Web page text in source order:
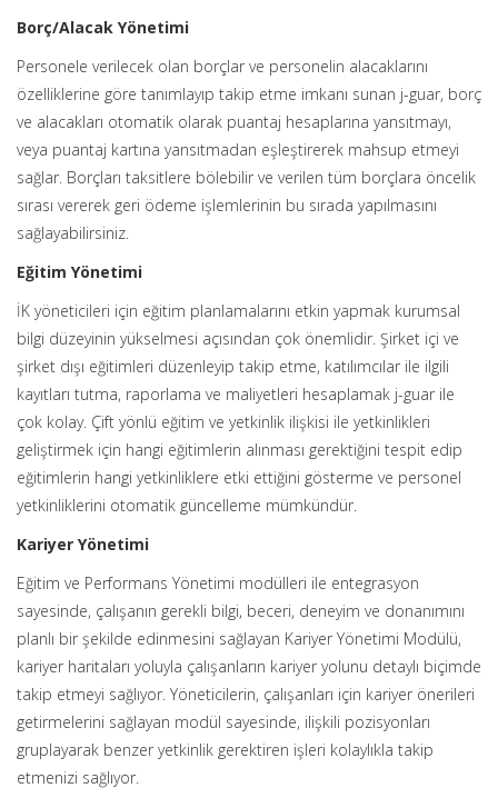
Borç/Alacak Yönetimi
Personele verilecek olan borçlar ve personelin alacaklarını
özelliklerine göre tanımlayıp takip etme imkanı sunan j-guar, borç
ve alacakları otomatik olarak puantaj hesaplarına yansıtmayı,
veya puantaj kartına yansıtmadan eşleştirerek mahsup etmeyi
sağlar. Borçları taksitlere bölebilir ve verilen tüm borçlara öncelik
sırası vererek geri ödeme işlemlerinin bu sırada yapılmasını
sağlayabilirsiniz.
Eğitim Yönetimi
İK yöneticileri için eğitim planlamalarını etkin yapmak kurumsal
bilgi düzeyinin yükselmesi açısından çok önemlidir. Şirket içi ve
şirket dışı eğitimleri düzenleyip takip etme, katılımcılar ile ilgili
kayıtları tutma, raporlama ve maliyetleri hesaplamak j-guar ile
çok kolay. Çift yönlü eğitim ve yetkinlik ilişkisi ile yetkinlikleri
geliştirmek için hangi eğitimlerin alınması gerektiğini tespit edip
eğitimlerin hangi yetkinliklere etki ettiğini gösterme ve personel
yetkinliklerini otomatik güncelleme mümkündür.
Kariyer Yönetimi
Eğitim ve Performans Yönetimi modülleri ile entegrasyon
sayesinde, çalışanın gerekli bilgi, beceri, deneyim ve donanımını
planlı bir şekilde edinmesini sağlayan Kariyer Yönetimi Modülü,
kariyer haritaları yoluyla çalışanların kariyer yolunu detaylı biçimde
takip etmeyi sağlıyor. Yöneticilerin, çalışanları için kariyer önerileri
getirmelerini sağlayan modül sayesinde, ilişkili pozisyonları
gruplayarak benzer yetkinlik gerektiren işleri kolaylıkla takip
etmenizi sağlıyor.